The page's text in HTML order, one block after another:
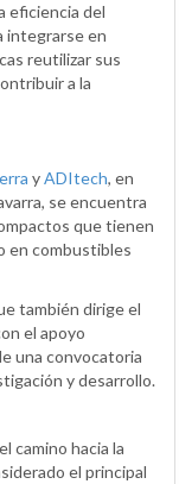
eficiencia del
integrarse en
reutilizar sus
a la
yADItech, en
se encuentra
que tienen
en combustibles
también dirige el
el apoyo
una convocatoria
y desarrollo.
camino hacia la
el principal